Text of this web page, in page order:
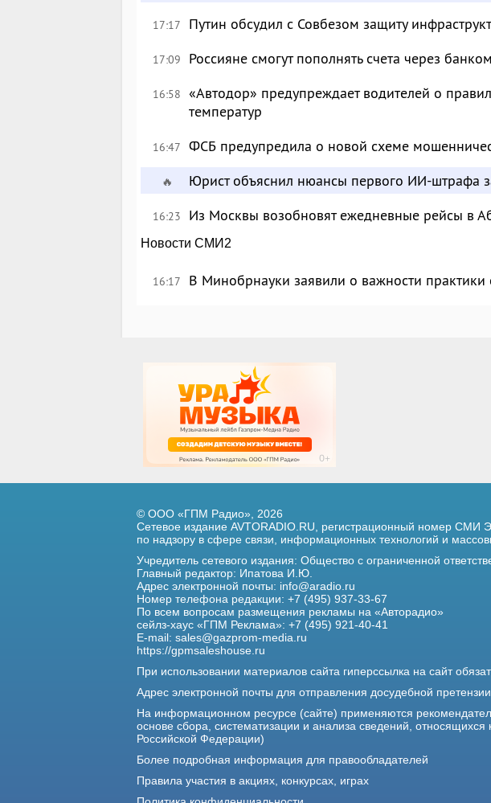
17:17 Путин обсудил с Совбезом защиту
17:09 Россияне смогут пополнять счета через
16:58 «Автодор» предупреждает водителей о
температур
16:47 ФСБ предупредила о новой схеме
🔥 Юрист объяснил нюансы первого ИИ-штрафа
16:23 Из Москвы возобновят ежедневные рейсы в
Новости СМИ2
16:17 В Минобрнауки заявили о важности практики
© ООО «ГПМ Радио», 2026
Сетевое издание AVTORADIO.RU, регистрационный номер СМИ
по надзору в сфере связи, информационных технологий и
Учредитель сетевого издания: Общество с ограниченной
Главный редактор: Ипатова И.Ю.
Адрес электронной почты: info@aradio.ru
Номер телефона редакции: +7 (495) 937-33-67
По всем вопросам размещения рекламы на «Авторадио»
сейлз-хаус «ГПМ Реклама»: +7 (495) 921-40-41
E-mail: sales@gazprom-media.ru
https://gpmsaleshouse.ru
При использовании материалов сайта гиперссылка на сайт
Адрес электронной почты для отправления досудебной
На информационном ресурсе (сайте) применяются
основе сбора, систематизации и анализа сведений,
Российской Федерации)
Более подробная информация для правообладателей
Правила участия в акциях, конкурсах, играх